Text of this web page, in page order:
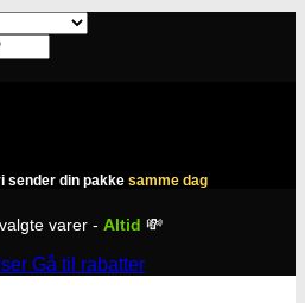
sender din pakke samme dag
varer - Altid 💸
Gå til rabatter